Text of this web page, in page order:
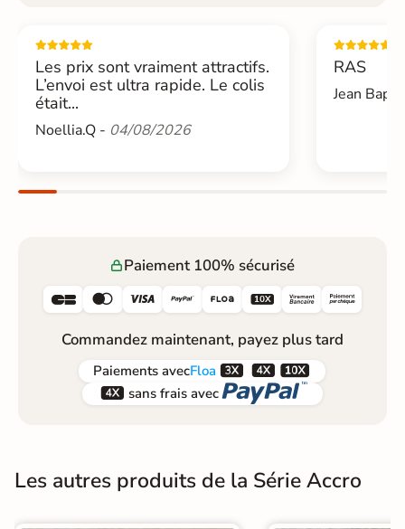
Les prix sont vraiment attractifs.
L’envoi est ultra rapide. Le colis
était...
Noellia.Q - 04/08/2026
RAS
Jean
Paiement 100% sécurisé
     
Commandez maintenant, payez plus tard
Paiements avecFloa  
 sans frais avec 
Les autres produits de la Série Accro